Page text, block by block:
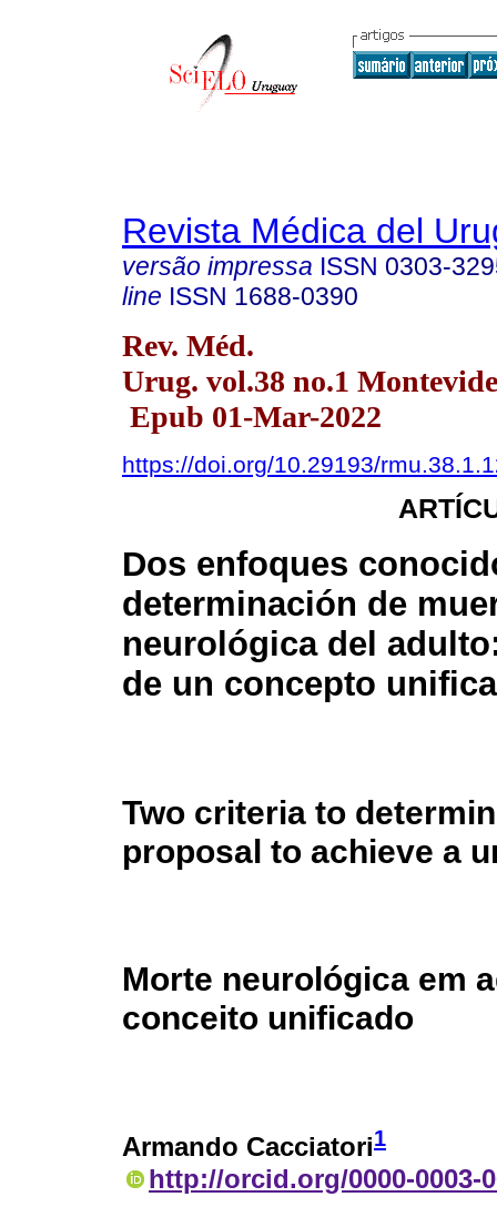
Revista Médica del
versão impressa ISSN 0303-
line ISSN 1688-0390
Rev. Méd.
Urug. vol.38 no.1
Epub 01-Mar-2022
https://doi.org/10.29193/
Dos enfoques
determinación de
neurológica del
de un concepto
Two criteria to
proposal to achieve a
Morte neurológica em
conceito unificado
Armando Cacciatori1
http://orcid.org/0000-0003-